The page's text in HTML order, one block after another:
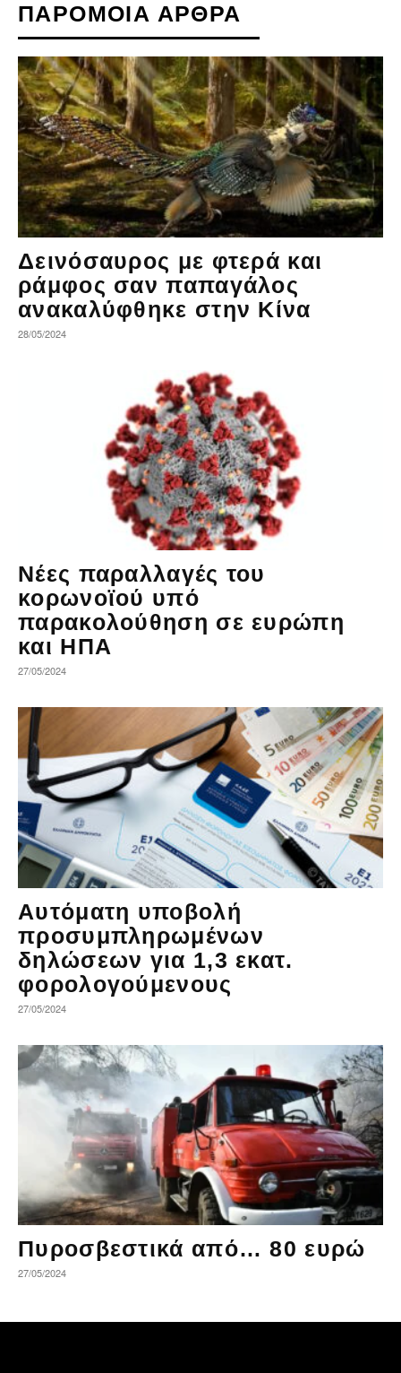
ΠΑΡΟΜΟΙΑ ΑΡΘΡΑ
Δεινόσαυρος με φτερά και
ράμφος σαν παπαγάλος
ανακαλύφθηκε στην Κίνα
28/05/2024
Νέες παραλλαγές του
κορωνοϊού υπό
παρακολούθηση σε ευρώπη
και ΗΠΑ
27/05/2024
Αυτόματη υποβολή
προσυμπληρωμένων
δηλώσεων για 1,3 εκατ.
φορολογούμενους
27/05/2024
Πυροσβεστικά από… 80 ευρώ
27/05/2024